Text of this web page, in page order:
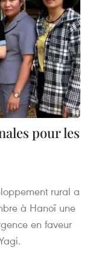
pour les
rural a
à Hanoï une
en faveur